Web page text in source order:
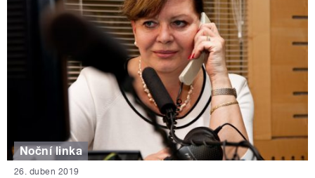
Noční linka
26. duben 2019